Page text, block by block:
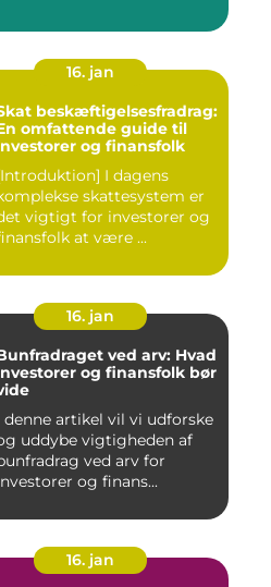
16. jan
beskæftigelsesfradrag:
omfattende guide til
og finansfolk
I dagens
skattesystem er
vigtigt for investorer og
at være ...
16. jan
ved arv: Hvad
og finansfolk bør
denne artikel vil vi udforske
uddybe vigtigheden af
ved arv for
og finans...
16. jan